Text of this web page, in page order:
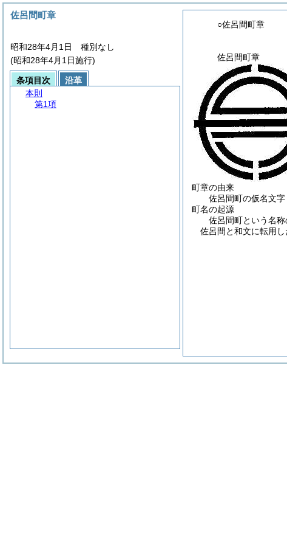
○佐呂間町章
佐呂間町章
町章の由来
佐呂間町の仮名文
町名の起源
佐呂間町という名称
佐呂間と和文に転用し
佐呂間町章
昭和28年4月1日 種別なし
(昭和28年4月1日施行)
条項目次
沿革
本則
第1項